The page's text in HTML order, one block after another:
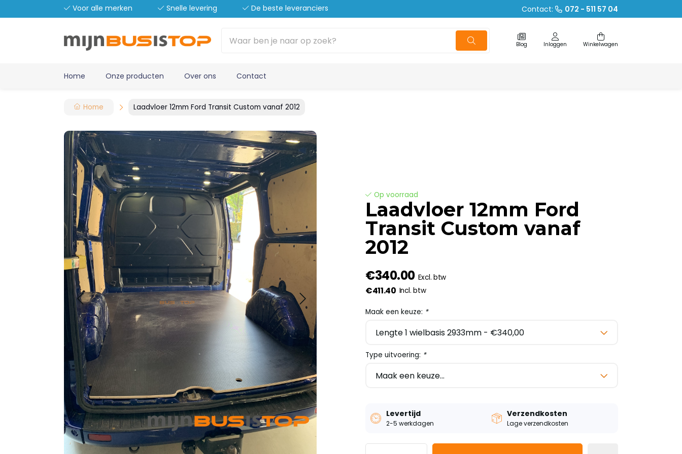
Voor alle merken Snelle levering De beste leveranciers Contact: 072 - 511 57 04
Blog Inloggen Winkelwagen
Home Onze producten Over ons Contact
Home Laadvloer 12mm Ford Transit Custom vanaf 2012
Op voorraad
Laadvloer 12mm Ford
Transit Custom vanaf
2012
€340.00 Excl. btw
€411.40 Incl. btw
Maak een keuze: *
Type uitvoering: *
Levertijd
2-5 werkdagen
Verzendkosten
Lage verzendkosten